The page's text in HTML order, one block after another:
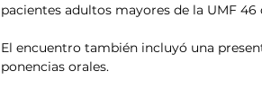
pacientes adultos mayores de la UMF 46
El encuentro también incluyó una
ponencias orales.